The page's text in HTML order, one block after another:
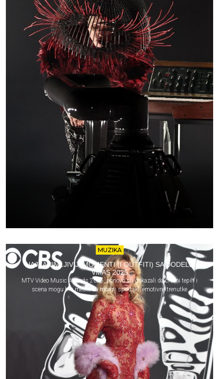
MUZIKA
NAJZANIMLJIVIJI MOMENTI (I OUTFITI) SA DODELE
VMAS 2025
MTV Video Music Awards 2025, ponovo su dokazali da crveni tepih i
scena mogu biti mesto za modni spektakl, emotivne trenutke